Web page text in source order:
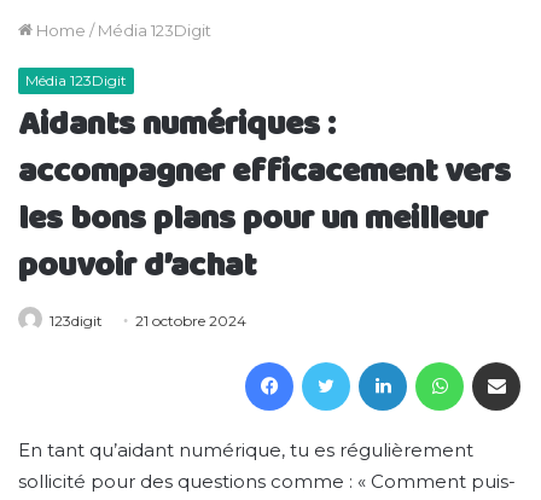
Home / Média 123Digit
Média 123Digit
Aidants numériques :
accompagner efficacement vers
les bons plans pour un meilleur
pouvoir d’achat
123digit 21 octobre 2024
FacebookTwitter LinkedIn
En tant qu’aidant numérique, tu es régulièrement
sollicité pour des questions comme : « Comment puis-